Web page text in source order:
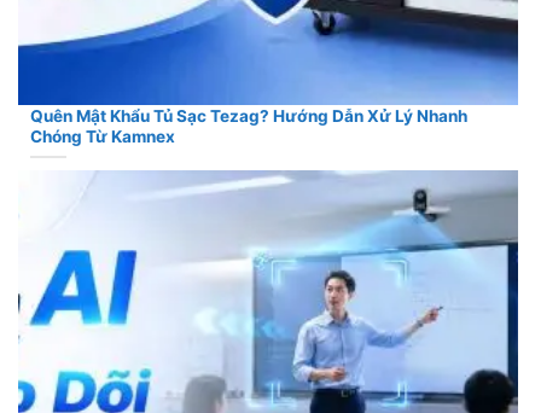
Quên Mật Khẩu Tủ Sạc Tezag? Hướng Dẫn Xử Lý Nhanh
Chóng Từ Kamnex